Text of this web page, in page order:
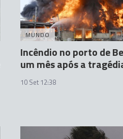
MUNDO
Incêndio no porto de
um mês após a
10 Set 12:38